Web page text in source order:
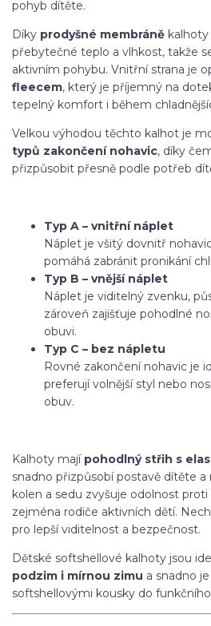
pohyb dítěte.
Díky prodyšné membráně
přebytečné teplo a vlhkost, takže
aktivním pohybu. Vnitřní strana je
fleecem, který je příjemný na
tepelný komfort i během
Velkou výhodou těchto kalhot je
typů zakončení nohavic, díky
přizpůsobit přesně podle potřeb
Typ A – vnitřní náplet
Náplet je všitý dovnitř
pomáhá zabránit pronikání
Typ B – vnější náplet
Náplet je viditelný zvenku,
zároveň zajišťuje pohodlné
obuvi.
Typ C – bez nápletu
Rovné zakončení nohavic je
preferují volnější styl nebo
obuv.
Kalhoty mají pohodlný střih s
snadno přizpůsobí postavě dítěte
kolen a sedu zvyšuje odolnost proti
zejména rodiče aktivních dětí.
pro lepší viditelnost a bezpečnost.
Dětské softshellové kalhoty jsou
podzim i mírnou zimu a snadno
softshellovými kousky do